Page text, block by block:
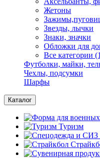
Жетоны
Звезды, лычки
Знаки, значки
Обложки для
Все категории
Футболки, майки,
Чехлы, подсумки
Шарфы
Каталог
Туризм